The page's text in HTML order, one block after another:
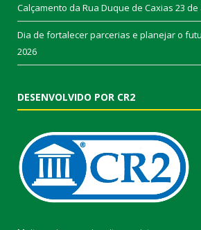
Calçamento da Rua Duque de Caxias 23 de
Dia de fortalecer parcerias e planejar o
2026
DESENVOLVIDO POR CR2